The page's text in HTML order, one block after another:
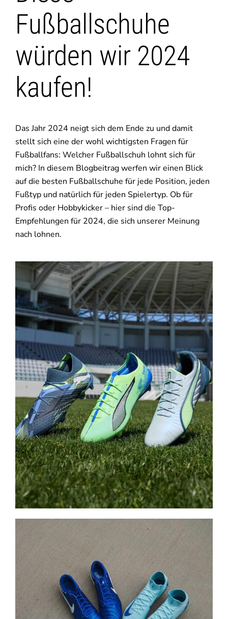
Fußballschuhe
würden wir 2024
kaufen!
Das Jahr 2024 neigt sich dem Ende zu und damit
stellt sich eine der wohl wichtigsten Fragen für
Fußballfans: Welcher Fußballschuh lohnt sich für
mich? In diesem Blogbeitrag werfen wir einen Blick
auf die besten Fußballschuhe für jede Position, jeden
Fußtyp und natürlich für jeden Spielertyp. Ob für
Profis oder Hobbykicker – hier sind die Top-
Empfehlungen für 2024, die sich unserer Meinung
nach lohnen.